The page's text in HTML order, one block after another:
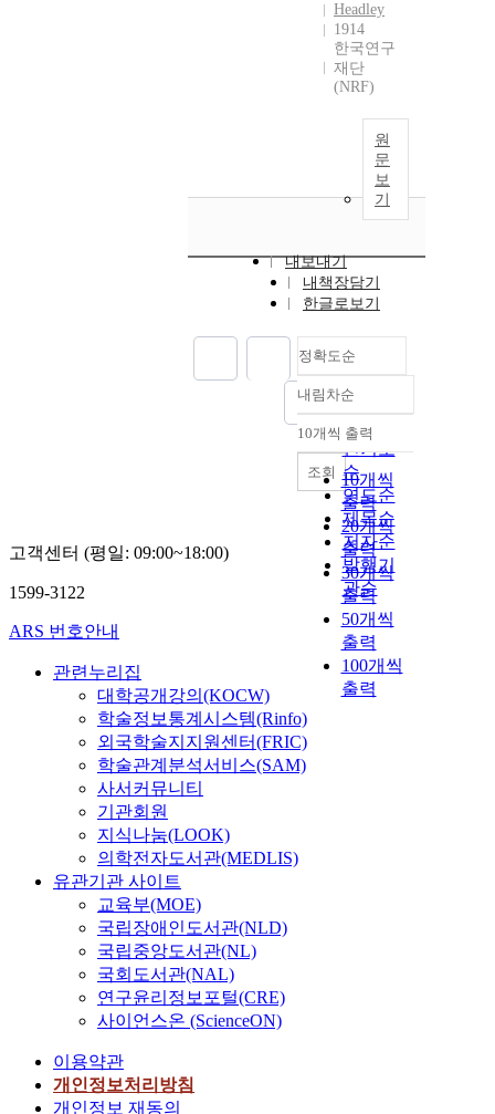
Headley
1914
한국연구
재단
(NRF)
원
문
보
기
내보내기
내책장담기
한글로보기
정확도순
정확도
순
인기도
순
연도순
제목순
저자순
발행기
관순
내림차순
내림차순
10개씩 출력
10개씩
출력
20개씩
출력
30개씩
출력
50개씩
출력
100개씩
출력
조회
고객센터 (평일: 09:00~18:00)
1599-3122
ARS 번호안내
관련누리집
대학공개강의(KOCW)
학술정보통계시스템(Rinfo)
외국학술지지원센터(FRIC)
학술관계분석서비스(SAM)
사서커뮤니티
기관회원
지식나눔(LOOK)
의학전자도서관(MEDLIS)
유관기관 사이트
교육부(MOE)
국립장애인도서관(NLD)
국립중앙도서관(NL)
국회도서관(NAL)
연구윤리정보포털(CRE)
사이언스온 (ScienceON)
이용약관
개인정보처리방침
개인정보 재동의